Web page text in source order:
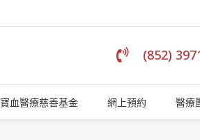
(852)
寶血醫療慈善基金 網上預約 醫療